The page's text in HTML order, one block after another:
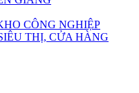
CÔNG NGHIỆP
THỊ, CỬA HÀNG